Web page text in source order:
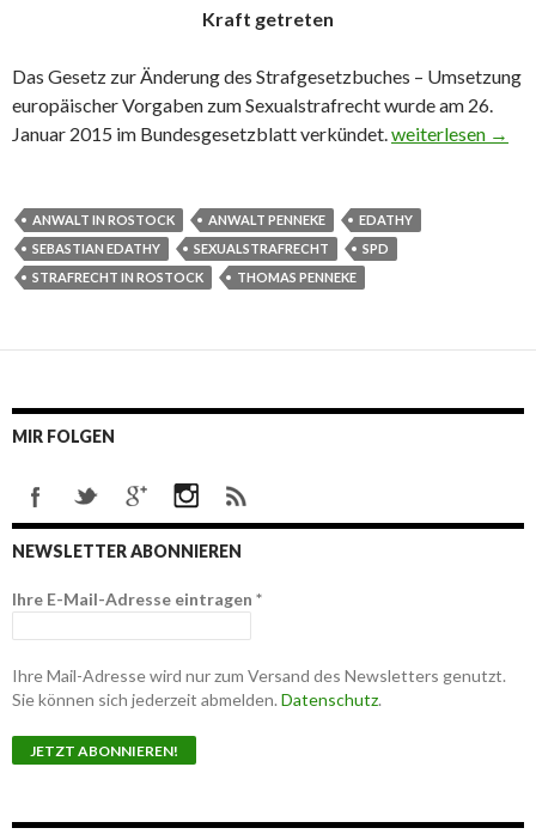
Kraft getreten
Das Gesetz zur Änderung des Strafgesetzbuches – Umsetzung
europäischer Vorgaben zum Sexualstrafrecht wurde am 26.
Januar 2015 im Bundesgesetzblatt verkündet.Neues Gesetz
weiterlesen →
ANWALT IN ROSTOCK ANWALT PENNEKE
EDATHY
SEBASTIAN EDATHY
SEXUALSTRAFRECHT
SPD
STRAFRECHT IN ROSTOCK
THOMAS PENNEKE
MIR FOLGEN
NEWSLETTER ABONNIEREN
Ihre E-Mail-Adresse eintragen *
Ihre Mail-Adresse wird nur zum Versand des Newsletters genutzt.
Sie können sich jederzeit abmelden. Datenschutz.